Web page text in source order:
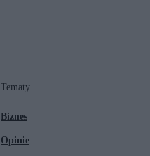
Tematy
Biznes
Opinie